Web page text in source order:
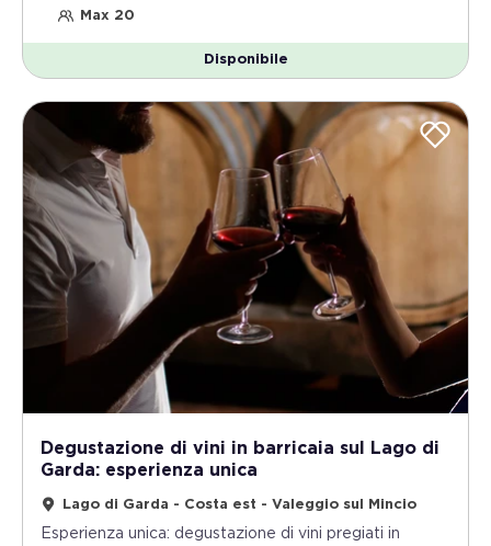
Max 20
Disponibile
Degustazione di vini in barricaia sul Lago di
Garda: esperienza unica
Lago di Garda - Costa est - Valeggio sul Mincio
Esperienza unica: degustazione di vini pregiati in